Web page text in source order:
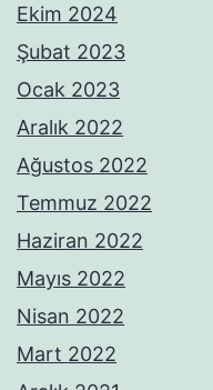
Ekim 2024
Şubat 2023
Ocak 2023
Aralık 2022
Ağustos 2022
Temmuz 2022
Haziran 2022
Mayıs 2022
Nisan 2022
Mart 2022